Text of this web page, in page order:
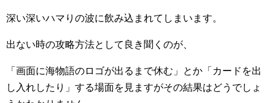
深い深いハマりの波に飲み込まれてしまいます。
出ない時の攻略方法として良き聞くのが、
「画面に海物語のロゴが出るまで休む」とか「カードを出
し入れしたり」する場面を見ますがその結果はどうでしょ